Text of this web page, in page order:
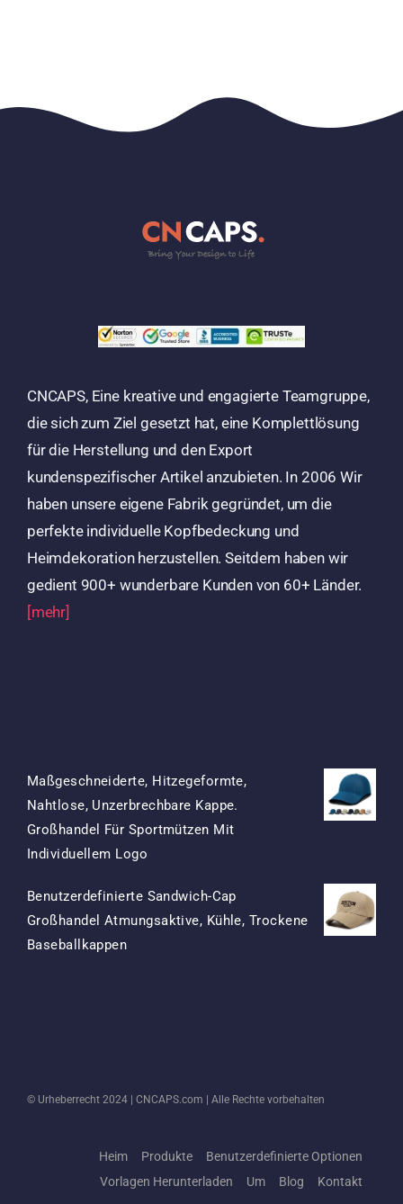
CNCAPS, Eine kreative und engagierte Teamgruppe,
die sich zum Ziel gesetzt hat, eine Komplettlösung
für die Herstellung und den Export
kundenspezifischer Artikel anzubieten. In 2006 Wir
haben unsere eigene Fabrik gegründet, um die
perfekte individuelle Kopfbedeckung und
Heimdekoration herzustellen. Seitdem haben wir
gedient 900+ wunderbare Kunden von 60+ Länder.
[mehr]
Maßgeschneiderte, Hitzegeformte,
Nahtlose, Unzerbrechbare Kappe.
Großhandel Für Sportmützen Mit
Individuellem Logo
War:
$15.50
Ist:
$7.50.
Benutzerdefinierte Sandwich-Cap
Großhandel Atmungsaktive, Kühle, Trockene
BaseballkappenUrsprünglicher
Aktueller
© Urheberrecht 2024 | CNCAPS.com | Alle Rechte vorbehalten
Heim Produkte
Benutzerdefinierte Optionen
Vorlagen Herunterladen
Um Blog Kontakt